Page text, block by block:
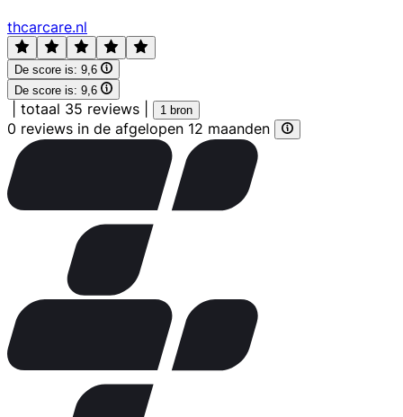
thcarcare.nl
De score is: 9,6
De score is: 9,6
totaal 35 reviews 1 bron
0 reviews in de afgelopen 12 maanden